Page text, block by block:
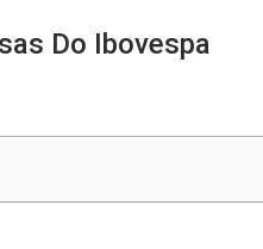
Do Ibovespa